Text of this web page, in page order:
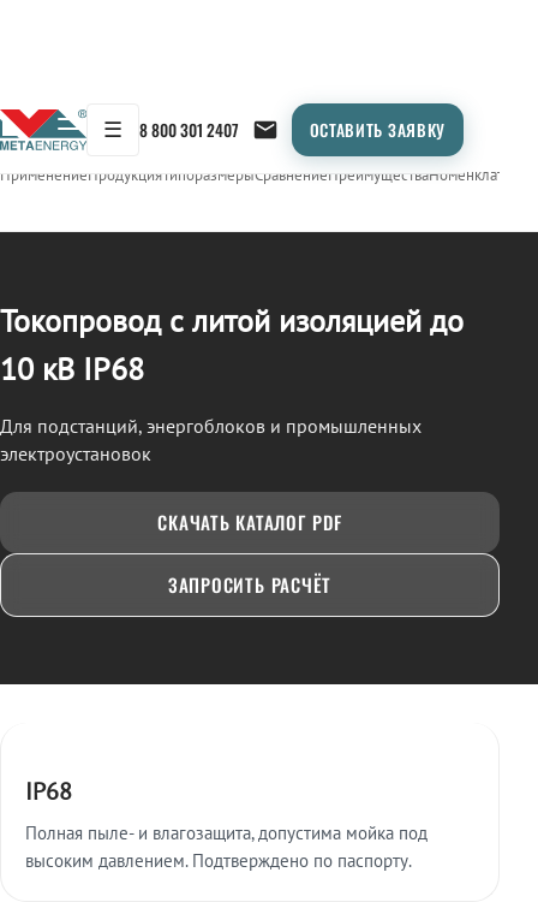
☰ 8 800 301 2407 ОСТАВИТЬ ЗАЯВКУ
← Продукция/ТОКОПРОВОД
ПрименениеПродукцияТипоразмерыСравнениеПреимуществаНоменклатура
Токопровод с литой изоляцией до
10 кВ IP68
Для подстанций, энергоблоков и промышленных
электроустановок
СКАЧАТЬ КАТАЛОГ PDF
ЗАПРОСИТЬ РАСЧЁТ
IP68
Полная пыле- и влагозащита, допустима мойка под
высоким давлением. Подтверждено по паспорту.